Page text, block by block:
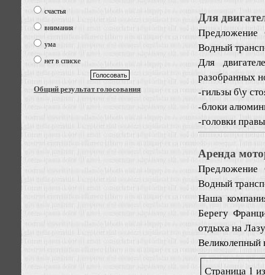
счастья
внимания
ума
нет в списке
Общий результат голосования
Для
Предложение
Водный
Для
разобранных
-гильзы б\у
-блоки
-головки
Аренда
Предложение
Водный
Наша
Берегу
отдыха на
Великолепный
Страница 1